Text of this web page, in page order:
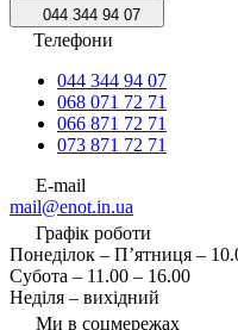
044 344 94 07
Телефони
044 344 94 07
068 071 72 71
066 871 72 71
073 871 72 71
E-mail
mail@enot.in.ua
Графік роботи
Понеділок – П’ятниця –
Субота – 11.00 – 16.00
Неділя – вихідний
Ми в соцмережах